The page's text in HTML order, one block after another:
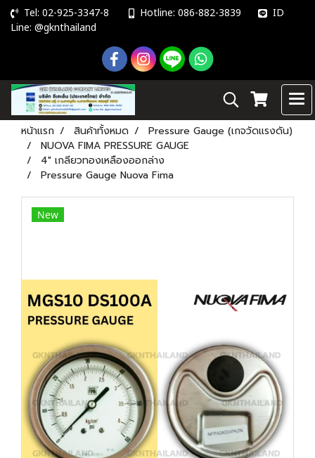
Tel: 02-925-3347-8 Hotline: 086-882-3839 ID
Line: @gknthailand
หน้าแรก สินค้าทั้งหมด
Pressure Gauge (เกจวัดแรงดัน)
NUOVA FIMA PRESSURE GAUGE
4" เกลียวทองเหลืองออกล่าง
Pressure Gauge Nuova Fima
New